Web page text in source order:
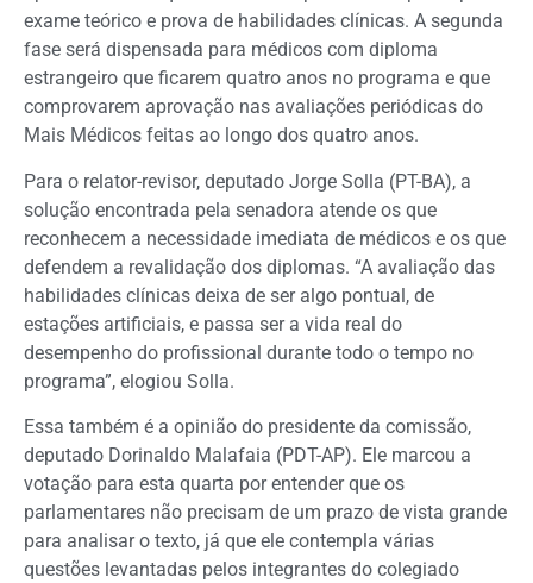
exame teórico e prova de habilidades clínicas. A segunda
fase será dispensada para médicos com diploma
estrangeiro que ficarem quatro anos no programa e que
comprovarem aprovação nas avaliações periódicas do
Mais Médicos feitas ao longo dos quatro anos.
Para o relator-revisor, deputado Jorge Solla (PT-BA), a
solução encontrada pela senadora atende os que
reconhecem a necessidade imediata de médicos e os que
defendem a revalidação dos diplomas. “A avaliação das
habilidades clínicas deixa de ser algo pontual, de
estações artificiais, e passa ser a vida real do
desempenho do profissional durante todo o tempo no
programa”, elogiou Solla.
Essa também é a opinião do presidente da comissão,
deputado Dorinaldo Malafaia (PDT-AP). Ele marcou a
votação para esta quarta por entender que os
parlamentares não precisam de um prazo de vista grande
para analisar o texto, já que ele contempla várias
questões levantadas pelos integrantes do colegiado